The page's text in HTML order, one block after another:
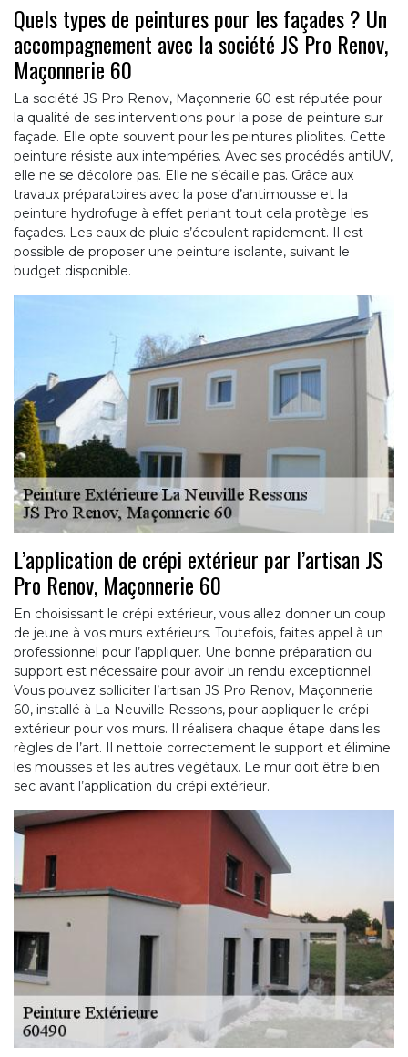
Quels types de peintures pour les façades ? Un
accompagnement avec la société JS Pro Renov,
Maçonnerie 60
La société JS Pro Renov, Maçonnerie 60 est réputée pour
la qualité de ses interventions pour la pose de peinture sur
façade. Elle opte souvent pour les peintures pliolites. Cette
peinture résiste aux intempéries. Avec ses procédés antiUV,
elle ne se décolore pas. Elle ne s’écaille pas. Grâce aux
travaux préparatoires avec la pose d’antimousse et la
peinture hydrofuge à effet perlant tout cela protège les
façades. Les eaux de pluie s’écoulent rapidement. Il est
possible de proposer une peinture isolante, suivant le
budget disponible.
L’application de crépi extérieur par l’artisan JS
Pro Renov, Maçonnerie 60
En choisissant le crépi extérieur, vous allez donner un coup
de jeune à vos murs extérieurs. Toutefois, faites appel à un
professionnel pour l’appliquer. Une bonne préparation du
support est nécessaire pour avoir un rendu exceptionnel.
Vous pouvez solliciter l’artisan JS Pro Renov, Maçonnerie
60, installé à La Neuville Ressons, pour appliquer le crépi
extérieur pour vos murs. Il réalisera chaque étape dans les
règles de l’art. Il nettoie correctement le support et élimine
les mousses et les autres végétaux. Le mur doit être bien
sec avant l’application du crépi extérieur.